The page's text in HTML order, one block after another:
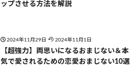
ップさせる方法を解説
2024年11月29日 2024年11月1日
【超強力】両思いになるおまじない＆本
気で愛されるための恋愛おまじない10選